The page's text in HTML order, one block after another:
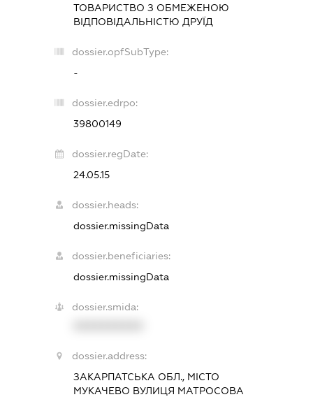
ТОВАРИСТВО З ОБМЕЖЕНОЮ
ВІДПОВІДАЛЬНІСТЮ ДРУЇД
dossier.opfSubType:
-
dossier.edrpo:
39800149
dossier.regDate:
24.05.15
dossier.heads:
dossier.missingData
dossier.beneficiaries:
dossier.missingData
dossier.smida:
dossier.address:
ЗАКАРПАТСЬКА ОБЛ., МІСТО
МУКАЧЕВО ВУЛИЦЯ МАТРОСОВА